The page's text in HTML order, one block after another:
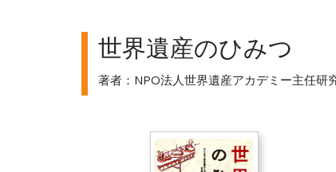
世界遺産のひみつ
著者：NPO法人世界遺産アカデミー主任